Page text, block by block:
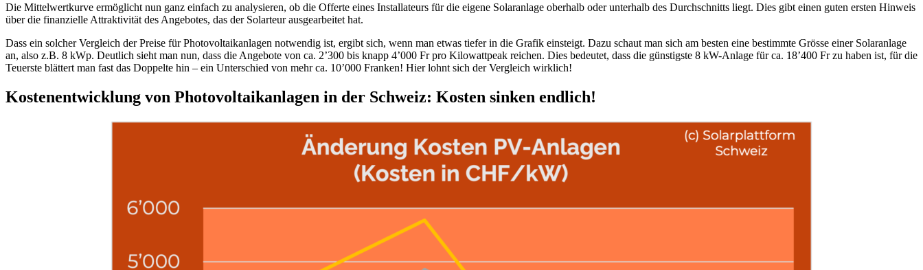
Die Mittelwertkurve ermöglicht nun ganz einfach zu analysieren, ob die Offerte eines Installateurs für die eigene Solaranlage oberhalb oder unterhalb des Durchschnitts liegt. Dies gibt einen guten ersten Hinweis
über die finanzielle Attraktivität des Angebotes, das der Solarteur ausgearbeitet hat.
Dass ein solcher Vergleich der Preise für Photovoltaikanlagen notwendig ist, ergibt sich, wenn man etwas tiefer in die Grafik einsteigt. Dazu schaut man sich am besten eine bestimmte Grösse einer Solaranlage
an, also z.B. 8 kWp. Deutlich sieht man nun, dass die Angebote von ca. 2’300 bis knapp 4’000 Fr pro Kilowattpeak reichen. Dies bedeutet, dass die günstigste 8 kW-Anlage für ca. 18’400 Fr zu haben ist, für die
Teuerste blättert man fast das Doppelte hin – ein Unterschied von mehr ca. 10’000 Franken! Hier lohnt sich der Vergleich wirklich!
Kostenentwicklung von Photovoltaikanlagen in der Schweiz: Kosten sinken endlich!